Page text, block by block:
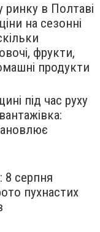
ринку в Полтаві
на сезонні
фрукти,
продукти
під час руху
8 серпня
пухнастих